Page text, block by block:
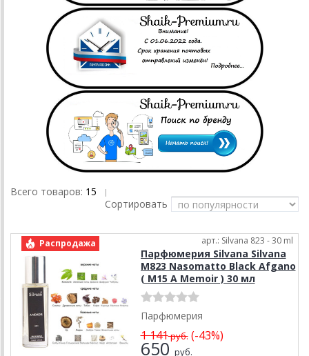
Всего товаров: 15 |
Сортировать
Распродажа арт.: Silvana 823 - 30 ml
Парфюмерия Silvana Silvana
M823 Nasomatto Black Afgano
( M15 A Memoir ) 30 мл
Парфюмерия
1 141руб.(-43%)
650 руб.